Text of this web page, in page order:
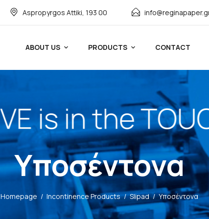
Αspropyrgos Attiki, 193 00
ABOUT US PRODUCTS CONTACT
Υποσέντονα
Homepage / Incontinence Products /Slipad /Υποσέντονα